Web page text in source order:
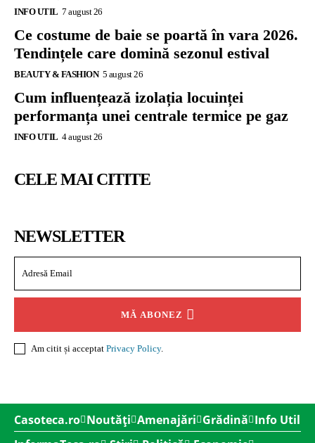
INFO UTIL 7 august 26
Ce costume de baie se poartă în vara 2026.
Tendințele care domină sezonul estival
BEAUTY & FASHION 5 august 26
Cum influențează izolația locuinței
performanța unei centrale termice pe gaz
INFO UTIL 4 august 26
CELE MAI CITITE
NEWSLETTER
MĂ ABONEZ
Am citit și acceptat Privacy Policy.
Casoteca.ro Noutăți Amenajări Grădină Info Util